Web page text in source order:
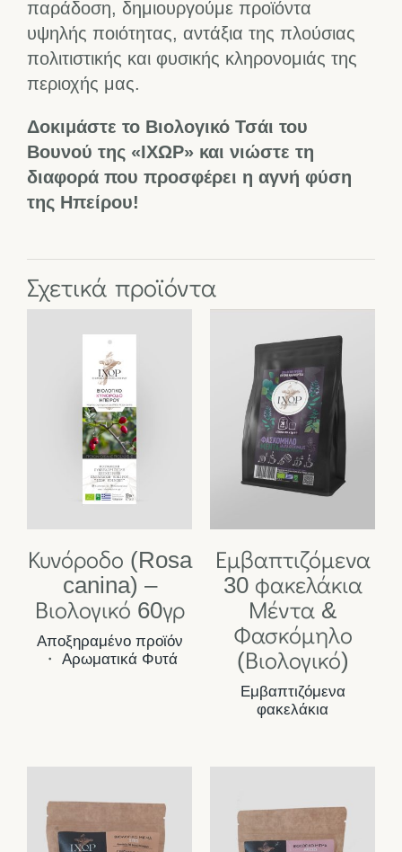
παράδοση, δημιουργούμε προϊόντα
υψηλής ποιότητας, αντάξια της πλούσιας
πολιτιστικής και φυσικής κληρονομιάς της
περιοχής μας.
Δοκιμάστε το Βιολογικό Τσάι του
Βουνού της «ΙΧΩΡ» και νιώστε τη
διαφορά που προσφέρει η αγνή φύση
της Ηπείρου!
Σχετικά προϊόντα
Κυνόροδο (Rosa
canina) –
Βιολογικό 60γρ
Αποξηραμένο προϊόν
・ Αρωματικά Φυτά
Εμβαπτιζόμενα
30 φακελάκια
Μέντα &
Φασκόμηλο
(Βιολογικό)
Εμβαπτιζόμενα
φακελάκια